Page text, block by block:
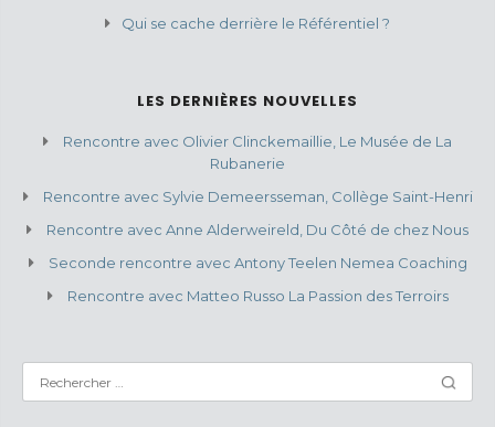
Qui se cache derrière le Référentiel ?
LES DERNIÈRES NOUVELLES
Rencontre avec Olivier Clinckemaillie, Le Musée de La
Rubanerie
Rencontre avec Sylvie Demeersseman, Collège Saint-Henri
Rencontre avec Anne Alderweireld, Du Côté de chez Nous
Seconde rencontre avec Antony Teelen Nemea Coaching
Rencontre avec Matteo Russo La Passion des Terroirs